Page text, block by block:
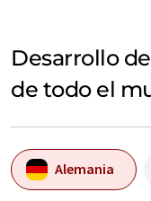
Desarrollo
de todo el
Alemania